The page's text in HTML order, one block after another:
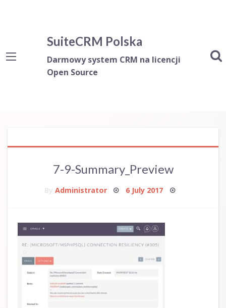
SuiteCRM Polska
Darmowy system CRM na licencji
Open Source
7-9-Summary_Preview
Administrator Posted
on
6 July 2017